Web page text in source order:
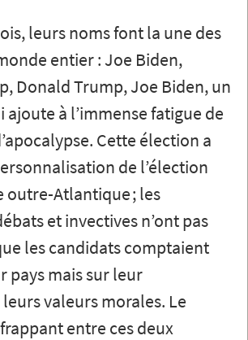
leurs noms font la une des
entier : Joe Biden,
Donald Trump, Joe Biden, un
à l’immense fatigue de
Cette élection a
de l’élection
outre-Atlantique ; les
et invectives n’ont pas
les candidats comptaient
pays mais sur leur
valeurs morales. Le
entre ces deux